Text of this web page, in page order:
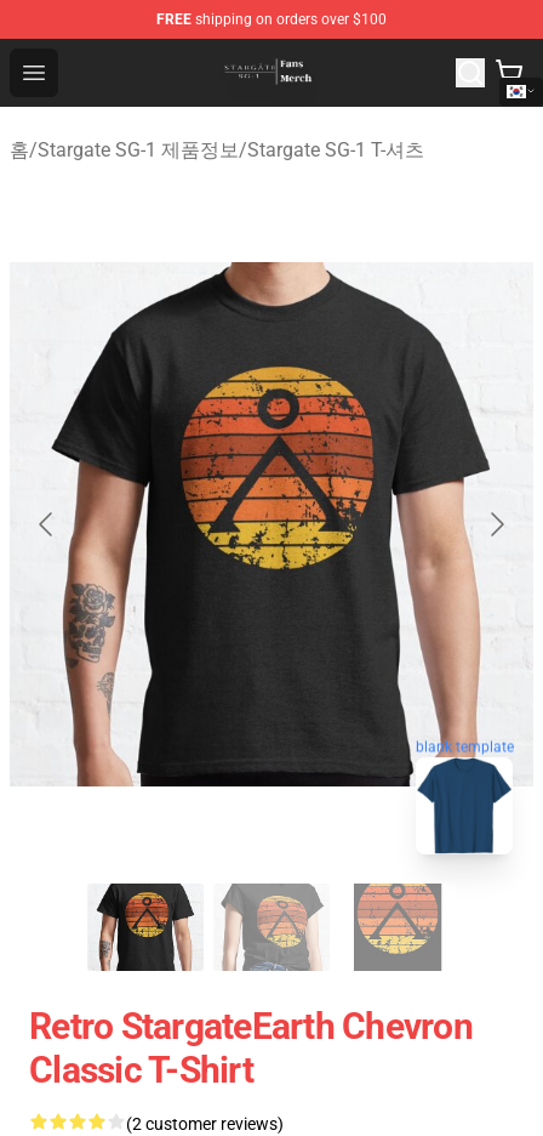
FREE shipping on orders over $100
Open menu
Stargate SG-1 Store - Official Stargate SG-1
홈/Stargate SG-1 제품정보/Stargate SG-1 T-셔츠
blank template
Retro StargateEarth Chevron
Classic T-Shirt
(2 customer reviews)